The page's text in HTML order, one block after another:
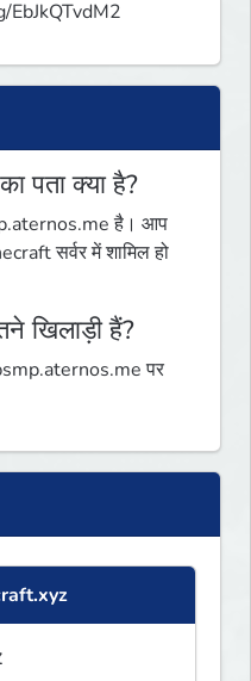
पता क्या है?
है। आप
सर्वर में शामिल हो
खिलाड़ी हैं?
पर